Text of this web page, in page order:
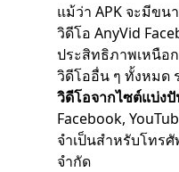
แม้ว่า APK จะมีขน
วิดีโอ AnyVid
ประสิทธิภาพเหนือ
วิดีโออื่น ๆ ทั้งหมด
วิดีโอจากไซต์แบ่ง
Facebook,
จำเป็นสำหรับโทร
จำกัด